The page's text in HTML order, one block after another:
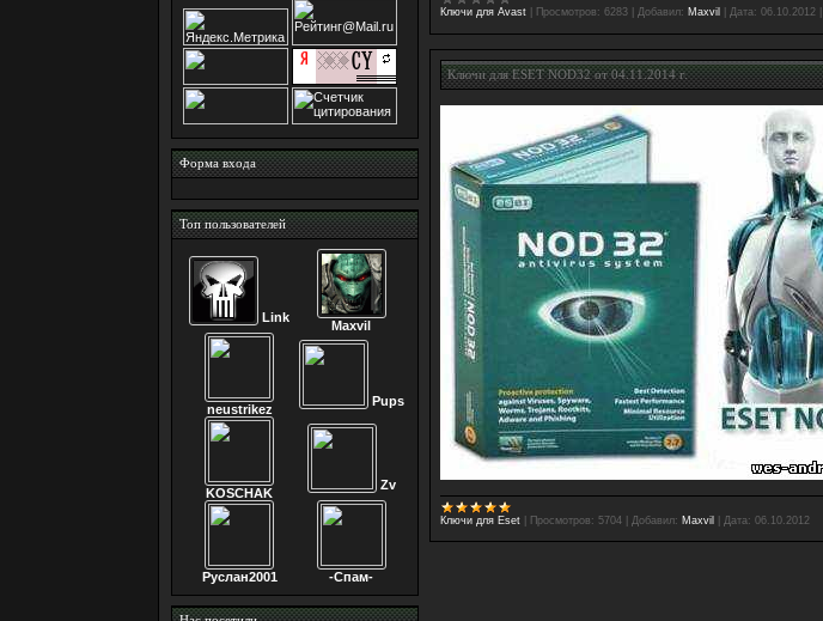
Форма входа
Топ пользователей
Link
Maxvil
neustrikez
Pups
KOSCHAK
Zv
Руслан2001 -Спам-
Ключи для Avast Просмотров: 6283 Добавил: Maxvil Дата: 06.10.2012
Ключи для ESET NOD32 от 04.11.2014 г.
Ключи для Eset Просмотров: 5704 Добавил: Maxvil Дата: 06.10.2012